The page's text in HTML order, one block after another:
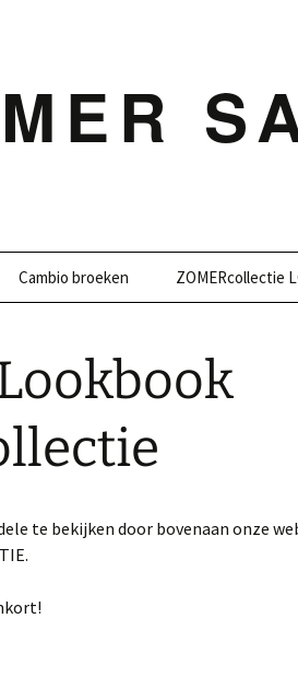
MER
Cambio broeken ZOMERcollectie
te bekijken door bovenaan onze